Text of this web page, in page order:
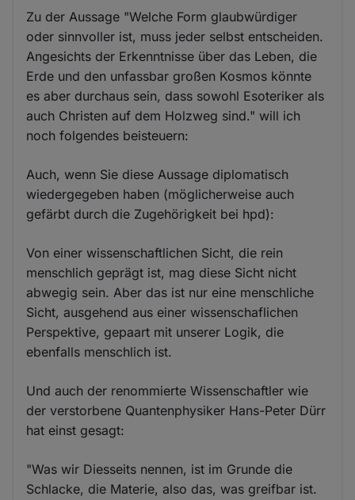
Zu der Aussage "Welche Form glaubwürdiger
oder sinnvoller ist, muss jeder selbst entscheiden.
Angesichts der Erkenntnisse über das Leben, die
Erde und den unfassbar großen Kosmos könnte
es aber durchaus sein, dass sowohl Esoteriker als
auch Christen auf dem Holzweg sind." will ich
noch folgendes beisteuern:
Auch, wenn Sie diese Aussage diplomatisch
wiedergegeben haben (möglicherweise auch
gefärbt durch die Zugehörigkeit bei hpd):
Von einer wissenschaftlichen Sicht, die rein
menschlich geprägt ist, mag diese Sicht nicht
abwegig sein. Aber das ist nur eine menschliche
Sicht, ausgehend aus einer wissenschaflichen
Perspektive, gepaart mit unserer Logik, die
ebenfalls menschlich ist.
Und auch der renommierte Wissenschaftler wie
der verstorbene Quantenphysiker Hans-Peter Dürr
hat einst gesagt:
"Was wir Diesseits nennen, ist im Grunde die
Schlacke, die Materie, also das, was greifbar ist.